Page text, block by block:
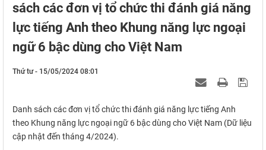
sách các đơn vị tổ chức thi đánh giá năng
lực tiếng Anh theo Khung năng lực ngoại
ngữ 6 bậc dùng cho Việt Nam
Thứ tư - 15/05/2024 08:01
Danh sách các đơn vị tổ chức thi đánh giá năng lực tiếng Anh
theo Khung năng lực ngoại ngữ 6 bậc dùng cho Việt Nam (Dữ liệu
cập nhật đến tháng 4/2024).